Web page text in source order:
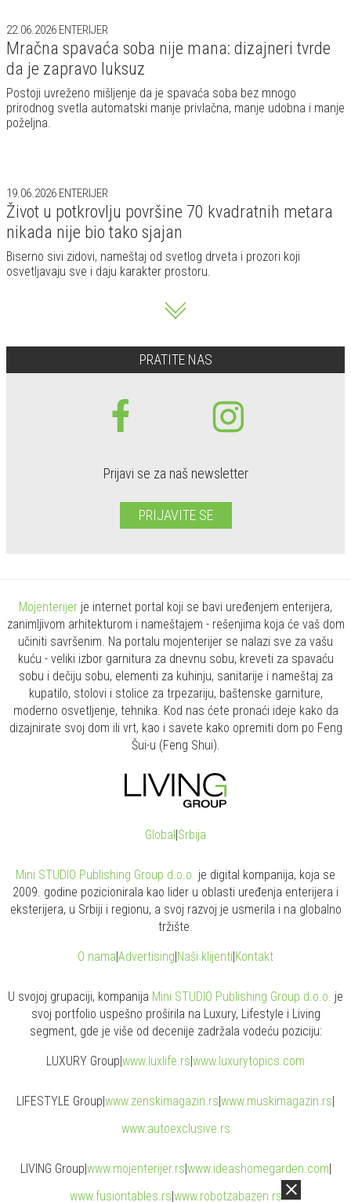
22.06.2026 ENTERIJER
Mračna spavaća soba nije mana: dizajneri tvrde
da je zapravo luksuz
Postoji uvreženo mišljenje da je spavaća soba bez mnogo
prirodnog svetla automatski manje privlačna, manje udobna i manje
poželjna.
19.06.2026 ENTERIJER
Život u potkrovlju površine 70 kvadratnih metara
nikada nije bio tako sjajan
Biserno sivi zidovi, nameštaj od svetlog drveta i prozori koji
osvetljavaju sve i daju karakter prostoru.
PRATITE NAS
Prijavi se za naš newsletter
PRIJAVITE SE
Mojenterijer je internet portal koji se bavi uređenjem enterijera,
zanimljivom arhitekturom i nameštajem - rešenjima koja će vaš dom
učiniti savršenim. Na portalu mojenterijer se nalazi sve za vašu
kuću - veliki izbor garnitura za dnevnu sobu, kreveti za spavaću
sobu i dečiju sobu, elementi za kuhinju, sanitarije i nameštaj za
kupatilo, stolovi i stolice za trpezariju, baštenske garniture,
moderno osvetljenje, tehnika. Kod nas ćete pronaći ideje kako da
dizajnirate svoj dom ili vrt, kao i savete kako opremiti dom po Feng
Šui-u (Feng Shui).
Global|Srbija
Mini STUDIO Publishing Group d.o.o. je digital kompanija, koja se
2009. godine pozicionirala kao lider u oblasti uređenja enterijera i
eksterijera, u Srbiji i regionu, a svoj razvoj je usmerila i na globalno
tržište.
O nama|Advertising|Naši klijenti|Kontakt
U svojoj grupaciji, kompanija Mini STUDIO Publishing Group d.o.o. je
svoj portfolio uspešno proširila na Luxury, Lifestyle i Living
segment, gde je više od decenije zadržala vodeću poziciju:
LUXURY Group|www. luxlife .rs|www. luxurytopics .com
LIFESTYLE Group|www. zenskimagazin.rs|www. muskimagazin.rs|
www. autoexclusive.rs
LIVING Group|www. mojenterijer.rs|www. ideashomegarden.com|
www. fusiontables .rs|www. robotzabazen .rs